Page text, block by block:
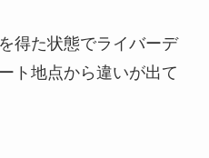
得た状態でライバーデ
ト地点から違いが出て